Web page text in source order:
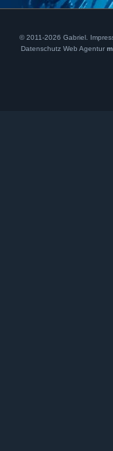
© 2011-2026 Gabriel.
Datenschutz Web Agentur